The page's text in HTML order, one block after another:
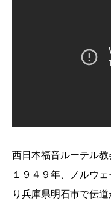
西日本福音ルーテル教
１９４９年、ノルウ
り兵庫県明石市で伝